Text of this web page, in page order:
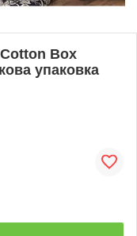
Box
упаковка